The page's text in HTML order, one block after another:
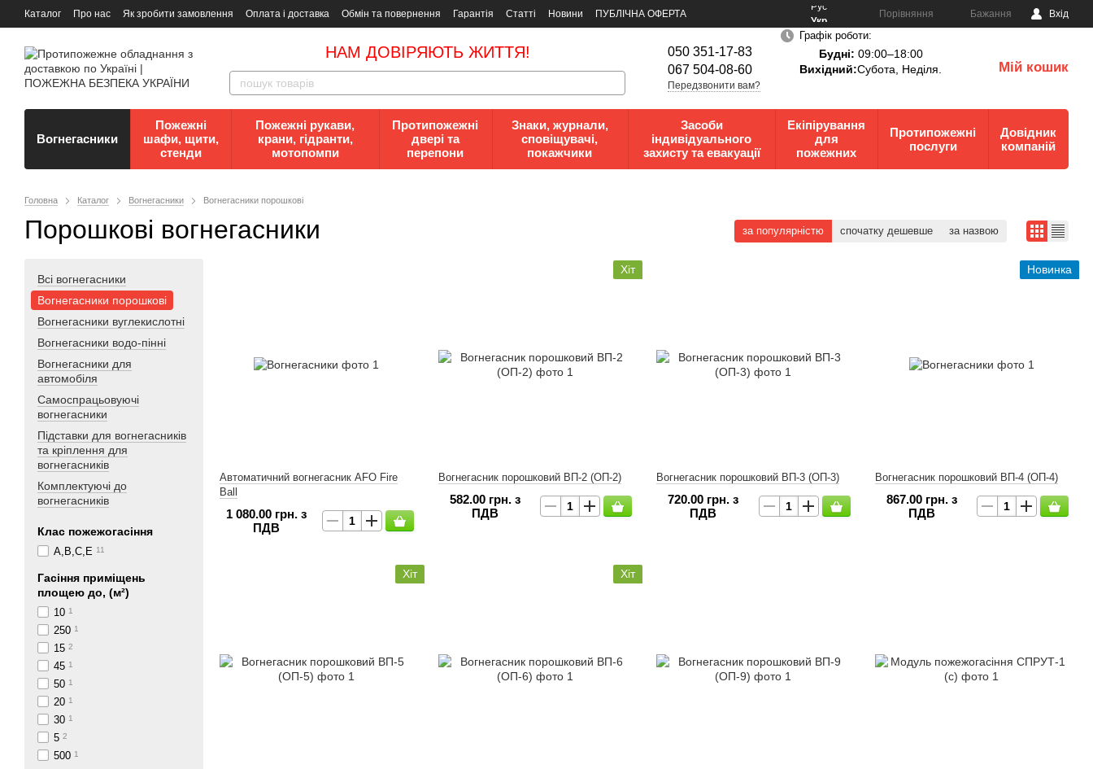
Каталог Про нас Як зробити замовлення Оплата і доставка Обмін та повернення Гарантія Статті Новини
ПУБЛІЧНА ОФЕРТА
Документи
Контакти Документи з пожежної безпеки
Рус
Укр
Порівняння Бажання Вхід
НАМ ДОВІРЯЮТЬ ЖИТТЯ!
050 351-17-83
067 504-08-60
Передзвонити вам?
Графік роботи:
Будні: 09:00–18:00
Вихідний:Субота, Неділя. Мій кошик
Вогнегасники
Пожежні
шафи, щити,
стенди
Пожежні рукави,
крани, гідранти,
мотопомпи
Протипожежні
двері та
перепони
Знаки, журнали,
сповіщувачі,
покажчики
Засоби
індивідуального
захисту та евакуації
Екіпірування
для
пожежних
Протипожежні
послуги
Довідник
компаній
Головна Каталог Вогнегасники Вогнегасники порошкові
Порошкові вогнегасники за популярністю спочатку дешевше за назвою
Автоматичний вогнегасник AFO Fire
Ball
1 080.00 грн. з
ПДВ
Хіт
Вогнегасник порошковий ВП-2 (ОП-2)
582.00 грн. з
ПДВ
Вогнегасник порошковий ВП-3 (ОП-3)
720.00 грн. з
ПДВ
Новинка
Вогнегасник порошковий ВП-4 (ОП-4)
867.00 грн. з
ПДВ
Хіт Хіт
Всі вогнегасники
Вогнегасники порошкові
Вогнегасники вуглекислотні
Вогнегасники водо-пінні
Вогнегасники для
автомобіля
Самоспрацьовуючі
вогнегасники
Підставки для вогнегасників
та кріплення для
вогнегасників
Комплектуючі до
вогнегасників
Клас пожежогасіння
А,В,С,Е 11
Гасіння приміщень
площею до, (м²)
10 1
250 1
15 2
45 1
50 1
20 1
30 1
5 2
500 1